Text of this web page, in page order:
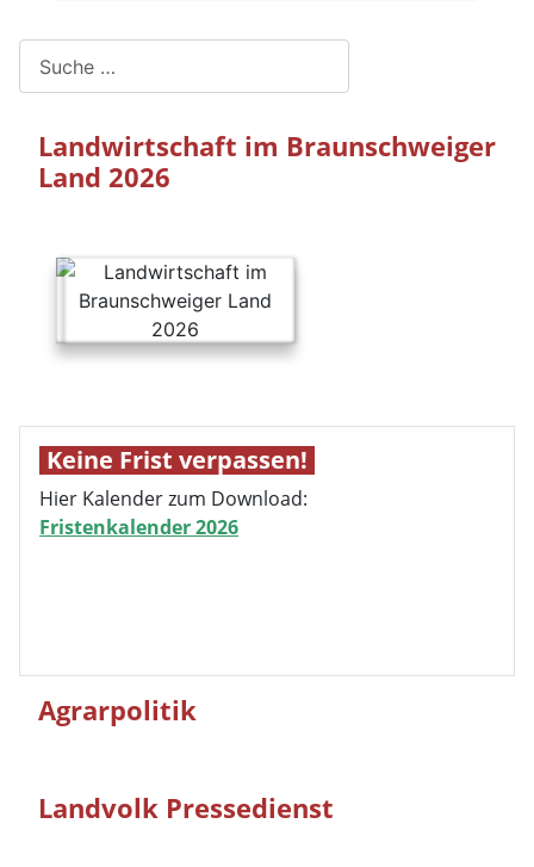
Landwirtschaft im Braunschweiger
Land 2026
Keine Frist verpassen!
Hier Kalender zum Download:
Fristenkalender 2026
Agrarpolitik
Landvolk Pressedienst